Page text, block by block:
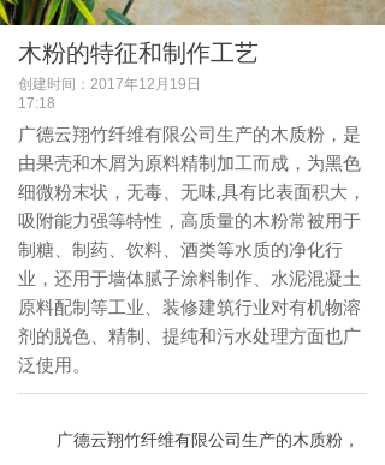
环境设备
新闻资讯
联系我们
木粉的特征和制作工艺
创建时间： 2017年12月19日
17:18
广德云翔竹纤维有限公司生产的木质粉，是
由果壳和木屑为原料精制加工而成，为黑色
细微粉末状，无毒、无味,具有比表面积大，
吸附能力强等特性，高质量的木粉常被用于
制糖、制药、饮料、酒类等水质的净化行
业，还用于墙体腻子涂料制作、水泥混凝土
原料配制等工业、装修建筑行业对有机物溶
剂的脱色、精制、提纯和污水处理方面也广
泛使用。
广德云翔竹纤维有限公司生产的木质粉，